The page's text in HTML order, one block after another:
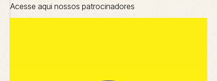
Acesse aqui nossos patrocinadores